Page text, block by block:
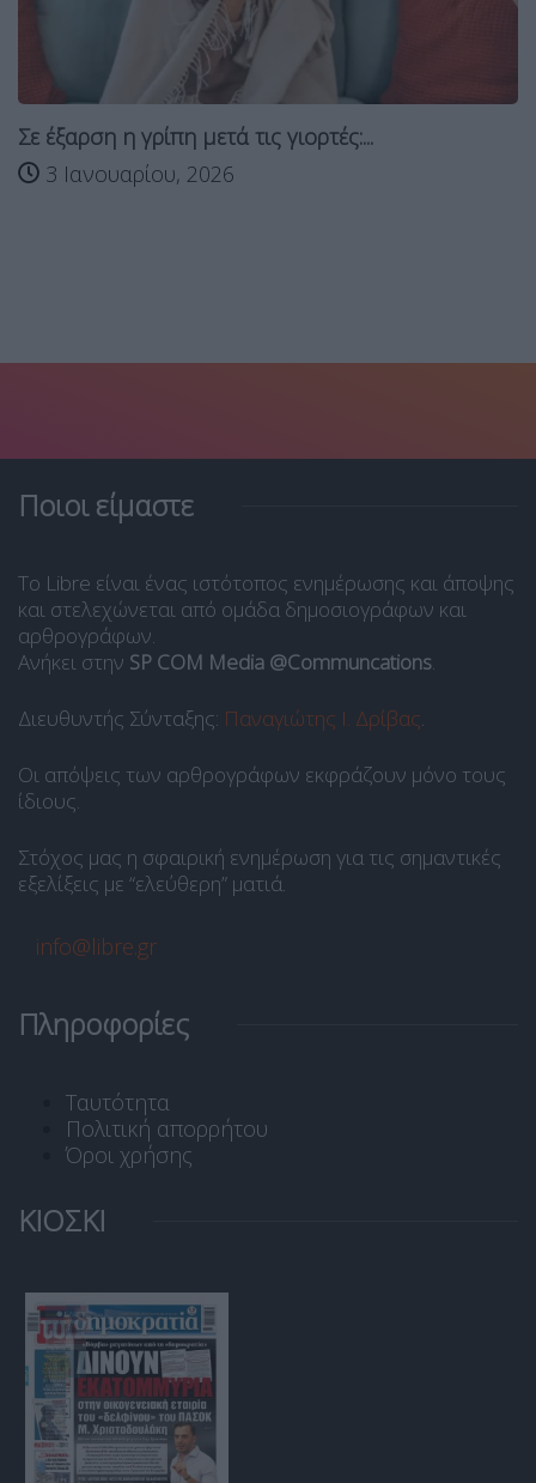
Σε έξαρση η γρίπη μετά τις γιορτές:...
3 Ιανουαρίου, 2026
Ποιοι είμαστε
Το Libre είναι ένας ιστότοπος ενημέρωσης και άποψης
και στελεχώνεται από ομάδα δημοσιογράφων και
αρθρογράφων.
Ανήκει στην SP COM Media @Communcations.
Διευθυντής Σύνταξης: Παναγιώτης Ι. Δρίβας.
Οι απόψεις των αρθρογράφων εκφράζουν μόνο τους
ίδιους.
Στόχος μας η σφαιρική ενημέρωση για τις σημαντικές
εξελίξεις με “ελεύθερη” ματιά.
info@libre.gr
Πληροφορίες
Ταυτότητα
Πολιτική απορρήτου
Όροι χρήσης
ΚΙΟΣΚΙ